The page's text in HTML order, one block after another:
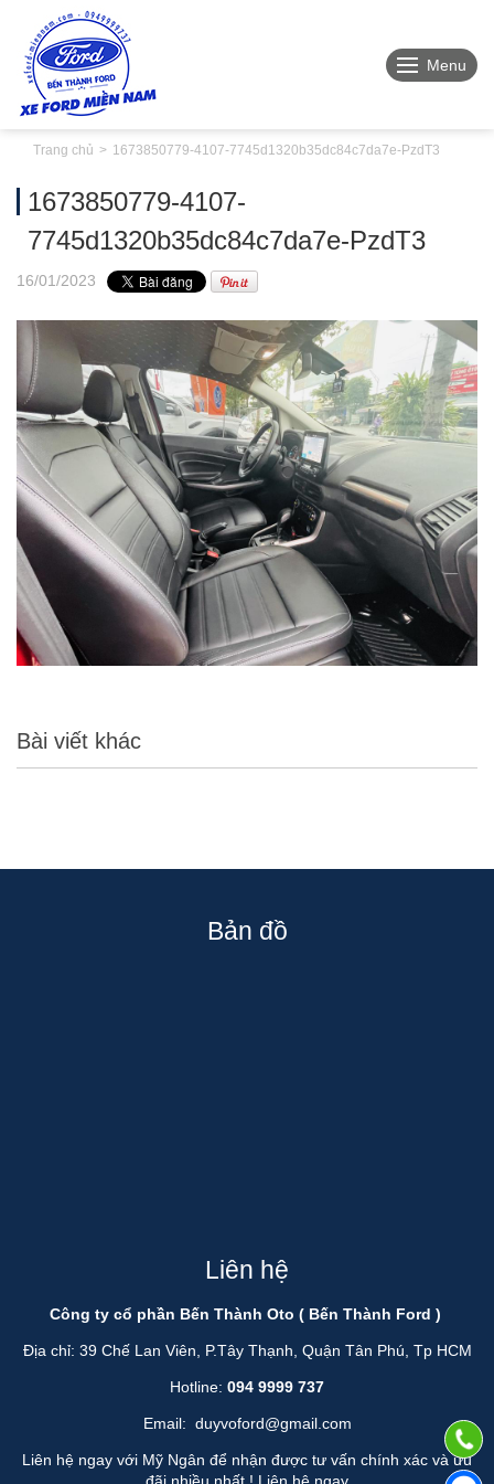
Menu
Trang chủ 1673850779-4107-7745d1320b35dc84c7da7e-PzdT3
1673850779-4107-
7745d1320b35dc84c7da7e-PzdT3
16/01/2023
Bài viết khác
Bản đồ
Liên hệ
Công ty cổ phần Bến Thành Oto ( Bến Thành Ford )
Địa chỉ: 39 Chế Lan Viên, P.Tây Thạnh, Quận Tân Phú, Tp HCM
Hotline: 094 9999 737
Email: duyvoford@gmail.com
Liên hệ ngay với Mỹ Ngân để nhận được tư vấn chính xác và ưu